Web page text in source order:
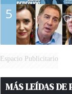
5
Espacio Publicitario
MÁS LEÍDAS DE